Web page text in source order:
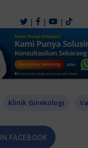
| | |
Klinik Ginekologi
FACEBOOK